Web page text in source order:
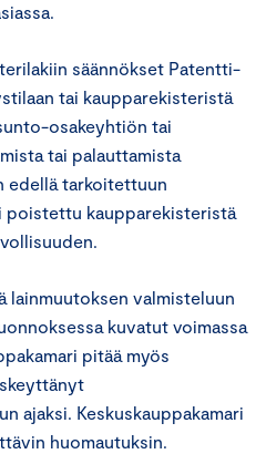
säännökset Patentti-
tai kaupparekisteristä
osakeyhtiön tai
tai palauttamista
edellä tarkoitettuun
poistettu kaupparekisteristä
lainmuutoksen valmisteluun
kuvatut voimassa
pitää myös
ajaksi. Keskuskauppakamari
huomautuksin.